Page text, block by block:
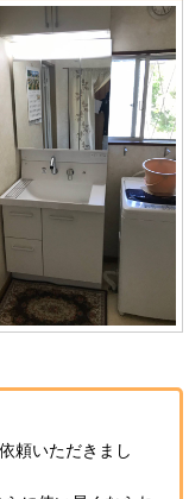
頼いただきまし